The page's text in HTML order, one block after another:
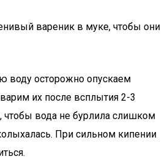
вареник в муке, чтобы они
воду осторожно опускаем
их после всплытия 2-3
чтобы вода не бурлила слишком
При сильном кипении